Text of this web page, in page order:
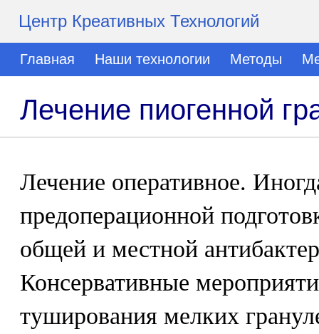
Центр Креативных Технологий
Главная Наши технологии Методы
Лечение пиогенной
Лечение оперативное.
предоперационной
общей и местной
Консервативные
туширования мелких